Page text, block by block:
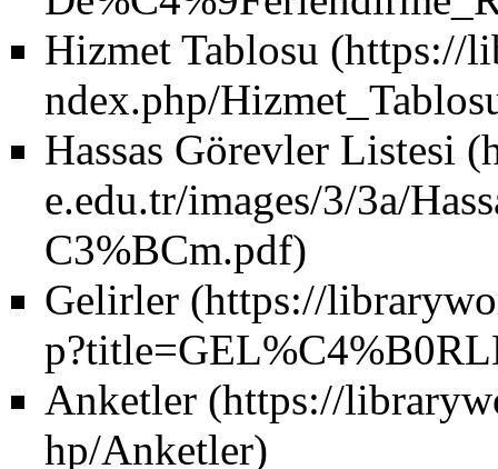
Hizmet Tablosu
Hassas Görevler Listesi
Gelirler
Anketler